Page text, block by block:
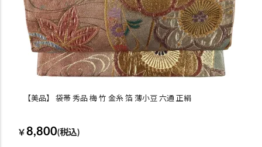
【美品】 袋帯 秀品 梅 竹 金糸 箔 薄小豆 六通 正絹
￥ 8,800(税込)